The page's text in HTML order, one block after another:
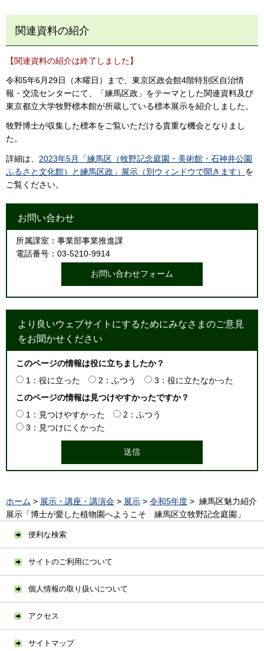
関連資料の紹介
【関連資料の紹介は終了しました】
令和5年6月29日（木曜日）まで、東京区政会館4階特別区自治情
報・交流センターにて、「練馬区政」をテーマとした関連資料及び
東京都立大学牧野標本館が所蔵している標本展示を紹介しました。
牧野博士が収集した標本をご覧いただける貴重な機会となりまし
た。
詳細は、 2023年5月「練馬区（牧野記念庭園・美術館・石神井公園
ふるさと文化館）と練馬区政」展示（別ウィンドウで開きます） を
ご覧ください。
お問い合わせ
所属課室：事業部事業推進課
電話番号：03-5210-9914
より良いウェブサイトにするためにみなさまのご意見
をお聞かせください
このページの情報は役に立ちましたか？
1：役に立った
2：ふつう
3：役に立たなかった
このページの情報は見つけやすかったですか？
1：見つけやすかった
2：ふつう
3：見つけにくかった
ホーム > 展示・講座・講演会 > 展示 > 令和5年度 > 練馬区魅力紹介
展示「博士が愛した植物園へようこそ 練馬区立牧野記念庭園」
便利な検索
サイトのご利用について
個人情報の取り扱いについて
アクセス
サイトマップ